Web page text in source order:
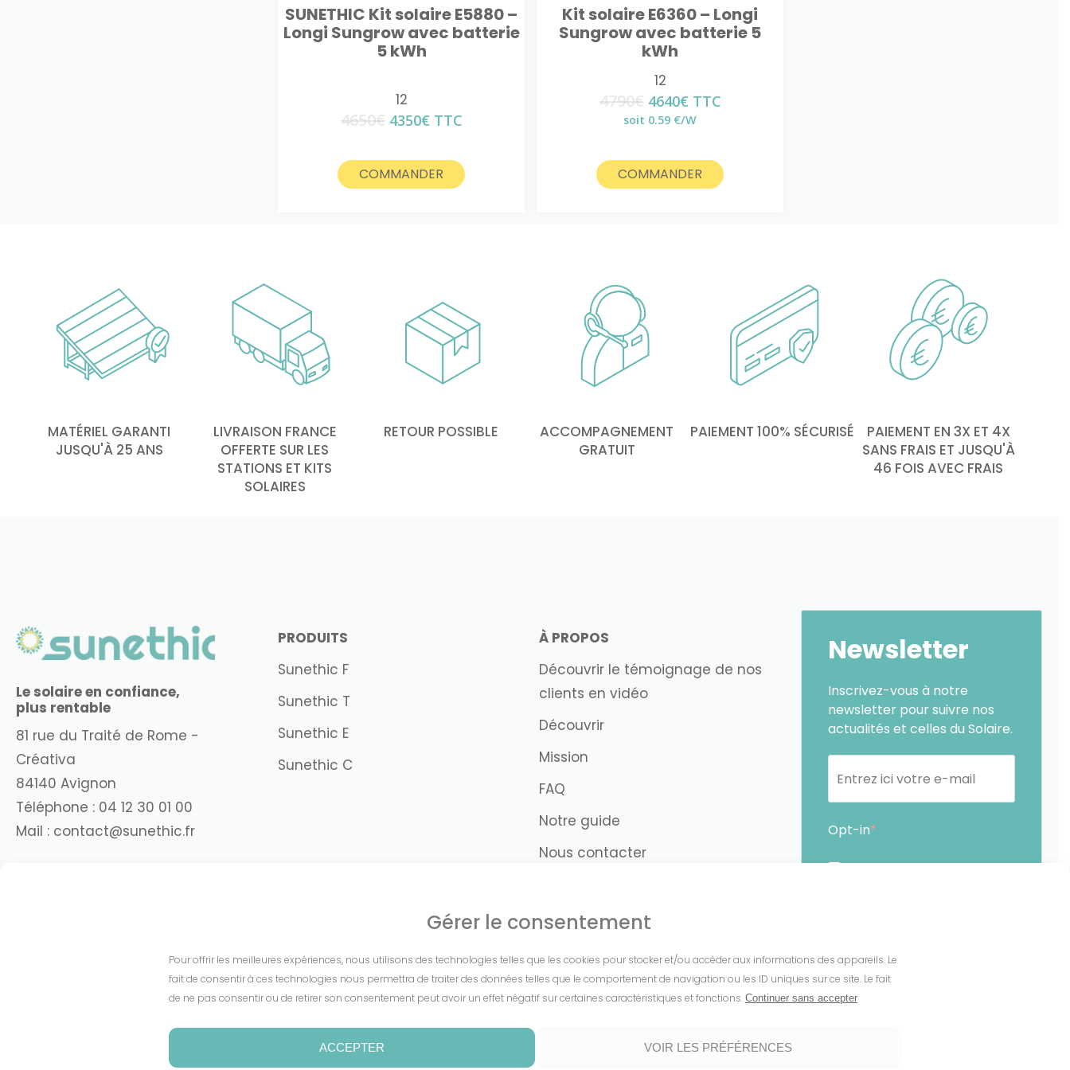
Gérer le consentement
Pour offrir les meilleures expériences, nous utilisons des technologies telles que les cookies pour stocker et/ou accéder aux informations des appareils. Le
fait de consentir à ces technologies nous permettra de traiter des données telles que le comportement de navigation ou les ID uniques sur ce site. Le fait
de ne pas consentir ou de retirer son consentement peut avoir un effet négatif sur certaines caractéristiques et fonctions. Continuer sans accepter
ACCEPTER VOIR LES PRÉFÉRENCES
SUNETHIC Kit solaire E5880 –
Longi Sungrow avec batterie
5 kWh
12
4650€ Le
était :
4650€.
4350€Le
est :
4350€.
TTC
COMMANDER
Kit solaire E6360 – Longi
Sungrow avec batterie 5
kWh
12
4790€ Le
prix
4790€.
4640€Le
prix
4640€.
TTC
soit 0.59 €/W
COMMANDER
MATÉRIEL GARANTI
JUSQU'À 25 ANS
LIVRAISON FRANCE
OFFERTE SUR LES
STATIONS ET KITS
SOLAIRES
RETOUR POSSIBLE
ACCOMPAGNEMENT
GRATUIT
PAIEMENT 100% SÉCURISÉ
PAIEMENT EN 3X ET 4X
SANS FRAIS ET JUSQU'À
46 FOIS AVEC FRAIS
Le solaire en confiance,
plus rentable
81 rue du Traité de Rome -
Créativa
84140 Avignon
Téléphone : 04 12 30 01 00
Mail : contact@sunethic.fr
PRODUITS
Sunethic F
Sunethic T
Sunethic E
Sunethic C
À PROPOS
Découvrir le témoignage de nos
clients en vidéo
Découvrir
Mission
FAQ
Notre guide
Nous contacter
Newsletter
Inscrivez-vous à notre
newsletter pour suivre nos
actualités et celles du Solaire.
Opt-in
Vous pouvez vous désinscrire à tout
moment en cliquant sur le lien présent